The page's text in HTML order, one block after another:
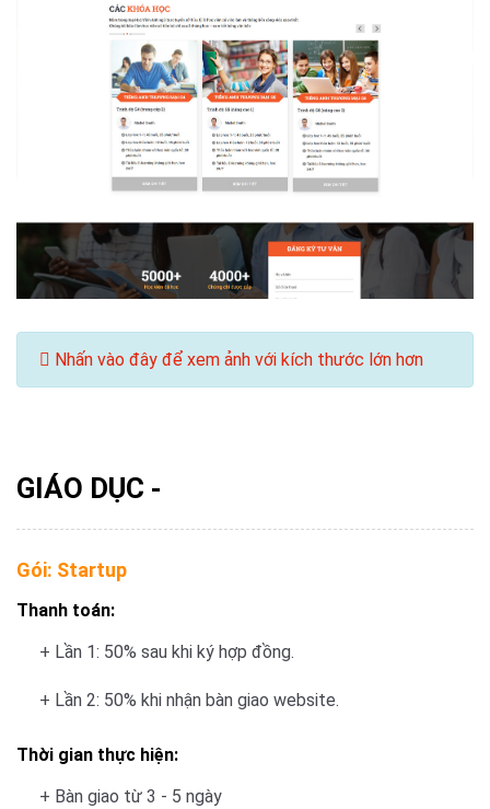
Nhấn vào đây để xem ảnh với kích thước lớn hơn
GIÁO DỤC -
Gói: Startup
Thanh toán:
+ Lần 1: 50% sau khi ký hợp đồng.
+ Lần 2: 50% khi nhận bàn giao website.
Thời gian thực hiện:
+ Bàn giao từ 3 - 5 ngày